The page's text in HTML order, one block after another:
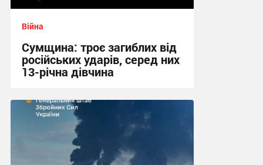
Війна
Сумщина: троє загиблих від
російських ударів, серед них
13-річна дівчина
11:39 сьогодні